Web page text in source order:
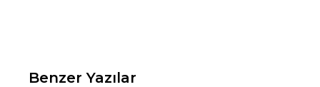
Benzer Yazılar